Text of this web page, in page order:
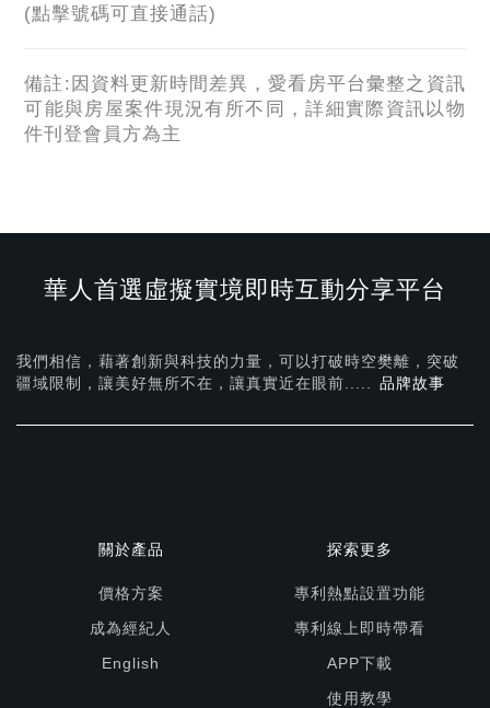
(點擊號碼可直接通話)
備註:因資料更新時間差異，愛看房平台彙整之資訊
可能與房屋案件現況有所不同，詳細實際資訊以物
件刊登會員方為主
華人首選虛擬實境即時互動分享平台
我們相信，藉著創新與科技的力量，可以打破時空樊離，突破
疆域限制，讓美好無所不在， 讓真實近在眼前..... 品牌故事
關於產品
價格方案
成為經紀人
English
探索更多
專利熱點設置功能
專利線上即時帶看
APP下載
使用教學